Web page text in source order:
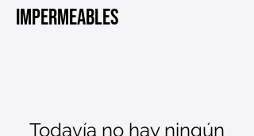
Impermeables
Todavía no hay ningún